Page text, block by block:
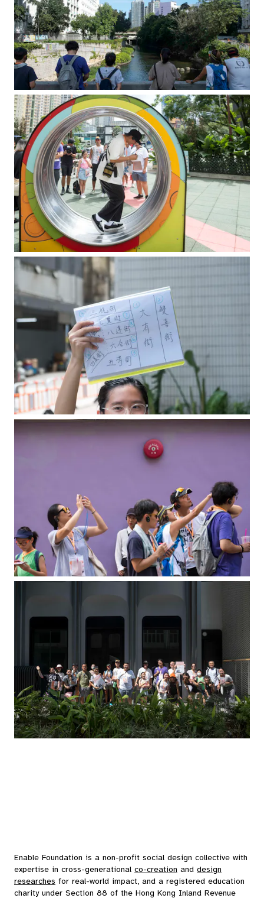
Enable Foundation is a non-profit social design collective with
expertise in cross-generational co-creation and design
researches for real-world impact, and a registered education
charity under Section 88 of the Hong Kong Inland Revenue